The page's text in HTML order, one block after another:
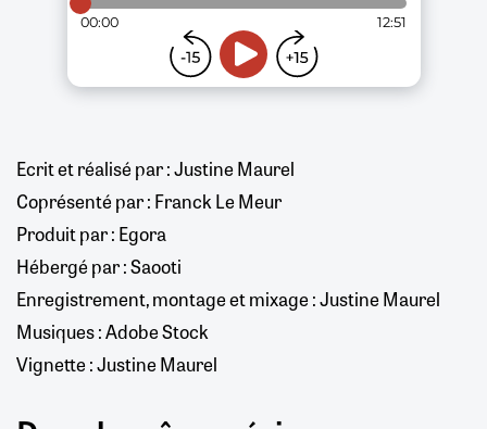
Ecrit et réalisé par : Justine Maurel
Coprésenté par : Franck Le Meur
Produit par : Egora
Hébergé par : Saooti
Enregistrement, montage et mixage : Justine Maurel
Musiques : Adobe Stock
Vignette : Justine Maurel